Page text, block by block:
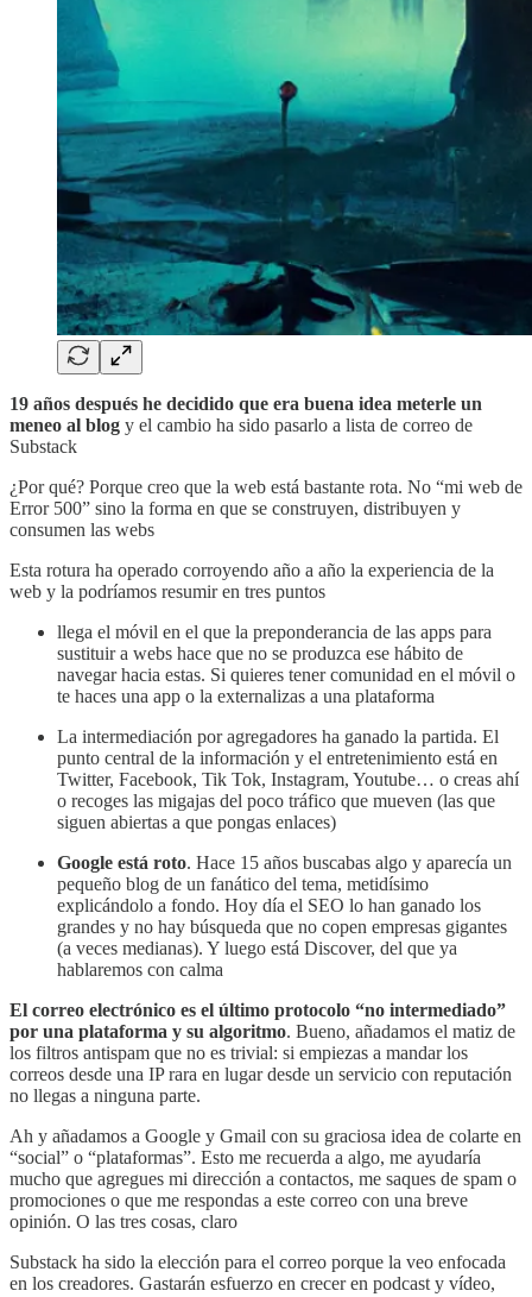
19 años después he decidido que era buena idea meterle un
meneo al blog y el cambio ha sido pasarlo a lista de correo de
Substack
¿Por qué? Porque creo que la web está bastante rota. No “mi web de
Error 500” sino la forma en que se construyen, distribuyen y
consumen las webs
Esta rotura ha operado corroyendo año a año la experiencia de la
web y la podríamos resumir en tres puntos
llega el móvil en el que la preponderancia de las apps para
sustituir a webs hace que no se produzca ese hábito de
navegar hacia estas. Si quieres tener comunidad en el móvil o
te haces una app o la externalizas a una plataforma
La intermediación por agregadores ha ganado la partida. El
punto central de la información y el entretenimiento está en
Twitter, Facebook, Tik Tok, Instagram, Youtube… o creas ahí
o recoges las migajas del poco tráfico que mueven (las que
siguen abiertas a que pongas enlaces)
Google está roto. Hace 15 años buscabas algo y aparecía un
pequeño blog de un fanático del tema, metidísimo
explicándolo a fondo. Hoy día el SEO lo han ganado los
grandes y no hay búsqueda que no copen empresas gigantes
(a veces medianas). Y luego está Discover, del que ya
hablaremos con calma
El correo electrónico es el último protocolo “no intermediado”
por una plataforma y su algoritmo. Bueno, añadamos el matiz de
los filtros antispam que no es trivial: si empiezas a mandar los
correos desde una IP rara en lugar desde un servicio con reputación
no llegas a ninguna parte.
Ah y añadamos a Google y Gmail con su graciosa idea de colarte en
“social” o “plataformas”. Esto me recuerda a algo, me ayudaría
mucho que agregues mi dirección a contactos, me saques de spam o
promociones o que me respondas a este correo con una breve
opinión. O las tres cosas, claro
Substack ha sido la elección para el correo porque la veo enfocada
en los creadores. Gastarán esfuerzo en crecer en podcast y vídeo,